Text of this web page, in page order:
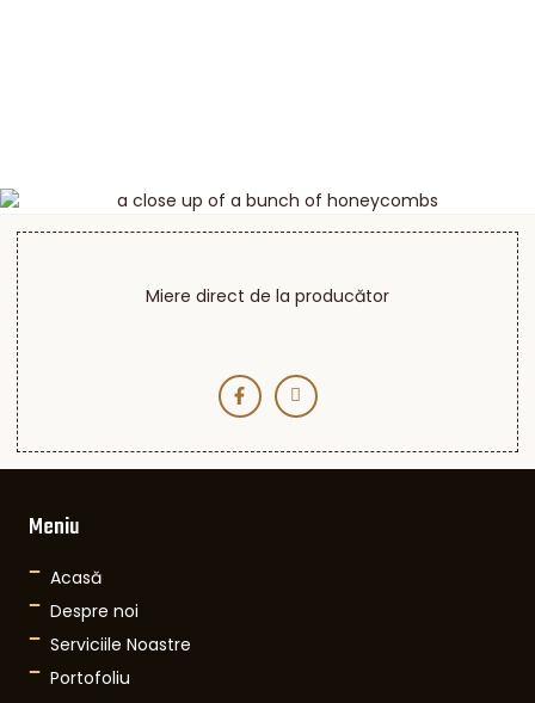
Miere direct de la producător
Meniu
Acasă
Despre noi
Serviciile Noastre
Portofoliu